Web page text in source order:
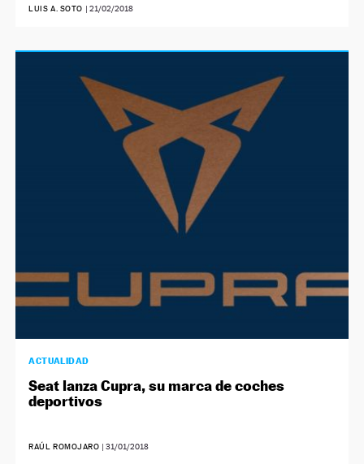
LUIS A. SOTO | 21/02/2018
ACTUALIDAD
Seat lanza Cupra, su marca de coches
deportivos
RAÚL ROMOJARO |31/01/2018